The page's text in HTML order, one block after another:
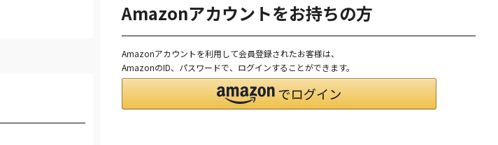
Amazonアカウントをお持ちの方
Amazonアカウントを利用して会員登録されたお客様は、
AmazonのID、パスワードで、ログインすることができます。